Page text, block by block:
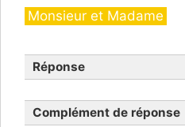
Catégories
Monsieur et Madame
Réponse
Complément de réponse